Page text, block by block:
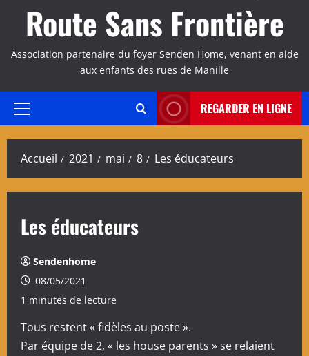
Route Sans Frontière
Association partenaire du foyer Senden Home, venant en aide
aux enfants des rues de Manille
Menu
REGARDER EN LIGNE
Accueil 2021 mai 8 Les éducateurs
Les éducateurs
Sendenhome
08/05/2021
1 minutes de lecture
Tous restent « fidèles au poste ».
Par équipe de 2, « les house parents » se relaient